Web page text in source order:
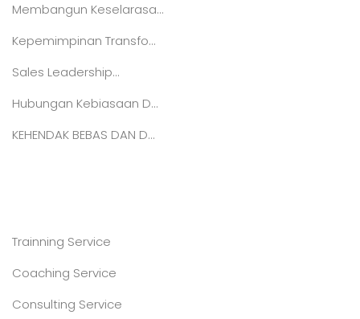
Membangun Keselarasa...
Kepemimpinan Transfo...
Sales Leadership...
Hubungan Kebiasaan D...
KEHENDAK BEBAS DAN D...
Trainning Service
Coaching Service
Consulting Service